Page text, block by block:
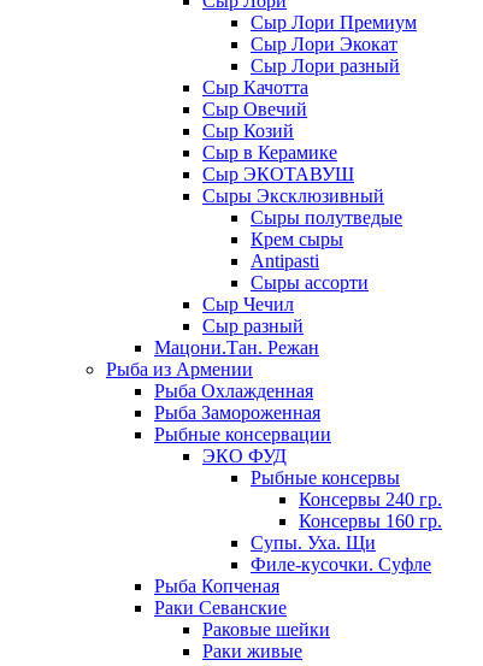
Сыр Лори Премиум
Сыр Лори Экокат
Сыр Лори разный
Сыр Качотта
Сыр Овечий
Сыр Козий
Сыр в Керамике
Сыр ЭКОТАВУШ
Сыры Эксклюзивный
Сыры полутведые
Крем сыры
Antipasti
Сыры ассорти
Сыр Чечил
Сыр разный
Мацони.Тан. Режан
Рыба из Армении
Рыба Охлажденная
Рыба Замороженная
Рыбные консервации
ЭКО ФУД
Рыбные консервы
Консервы 240 гр.
Консервы 160 гр.
Супы. Уха. Щи
Филе-кусочки. Суфле
Рыба Копченая
Раки Севанские
Раковые шейки
Раки живые